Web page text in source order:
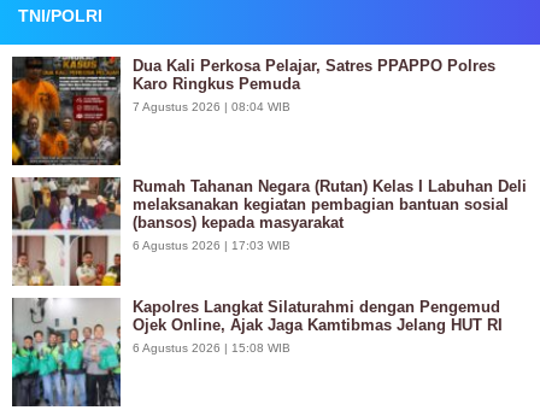
TNI/POLRI
Dua Kali Perkosa Pelajar, Satres PPAPPO Polres
Karo Ringkus Pemuda
7 Agustus 2026 | 08:04 WIB
Rumah Tahanan Negara (Rutan) Kelas I Labuhan Deli
melaksanakan kegiatan pembagian bantuan sosial
(bansos) kepada masyarakat
6 Agustus 2026 | 17:03 WIB
Kapolres Langkat Silaturahmi dengan Pengemud
Ojek Online, Ajak Jaga Kamtibmas Jelang HUT RI
6 Agustus 2026 | 15:08 WIB